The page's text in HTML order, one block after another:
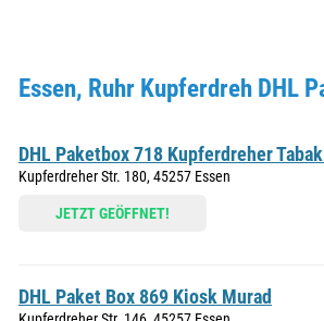
Essen, Ruhr Kupferdreh DHL
DHL Paketbox 718 Kupferdreher
Kupferdreher Str. 180, 45257 Essen
JETZT GEÖFFNET!
DHL Paket Box 869 Kiosk Murad